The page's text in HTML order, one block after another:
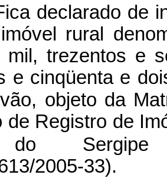
declarado de
rural
mil, trezentos e
e cinqüenta e
objeto da
de Registro de
Sergipe
2005-33).